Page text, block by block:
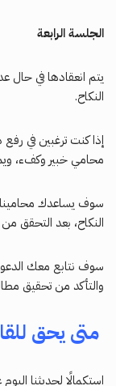
الجلسة الرابعة
يتم انعقادها في حال
النكاح.
إذا كنت ترغبين في
محامي خبير وكفء،
سوف يساعدك
النكاح، بعد التحقق
سوف نتابع معك
والتأكد من تحقيق
متى يحق
استكمالًا لحديثنا